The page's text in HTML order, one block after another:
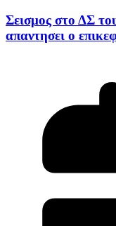
Σεισμος στο ΔΣ
απαντησει ο